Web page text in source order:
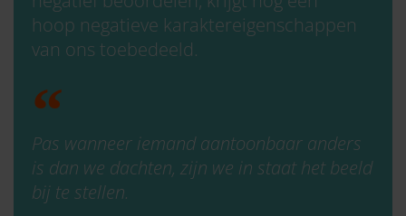
hoop negatieve karaktereigenschappen
van ons toebedeeld.
Pas wanneer iemand aantoonbaar anders
is dan we dachten, zijn we in staat het beeld
bij te stellen.